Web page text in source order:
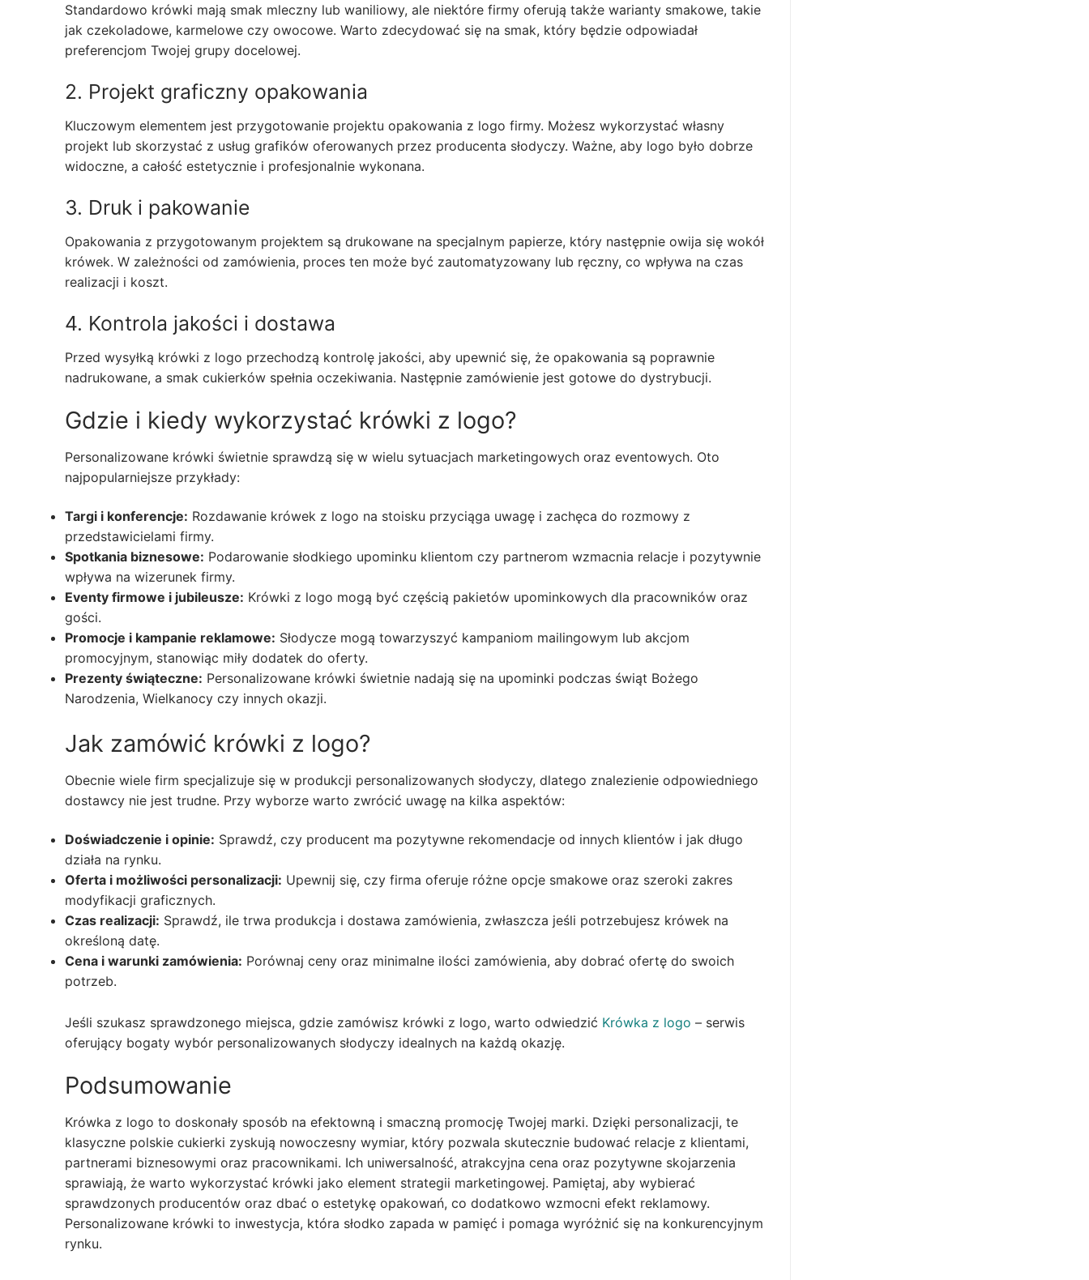
Standardowo krówki mają smak mleczny lub waniliowy, ale niektóre firmy oferują także warianty smakowe, takie
jak czekoladowe, karmelowe czy owocowe. Warto zdecydować się na smak, który będzie odpowiadał
preferencjom Twojej grupy docelowej.
2. Projekt graficzny opakowania
Kluczowym elementem jest przygotowanie projektu opakowania z logo firmy. Możesz wykorzystać własny
projekt lub skorzystać z usług grafików oferowanych przez producenta słodyczy. Ważne, aby logo było dobrze
widoczne, a całość estetycznie i profesjonalnie wykonana.
3. Druk i pakowanie
Opakowania z przygotowanym projektem są drukowane na specjalnym papierze, który następnie owija się wokół
krówek. W zależności od zamówienia, proces ten może być zautomatyzowany lub ręczny, co wpływa na czas
realizacji i koszt.
4. Kontrola jakości i dostawa
Przed wysyłką krówki z logo przechodzą kontrolę jakości, aby upewnić się, że opakowania są poprawnie
nadrukowane, a smak cukierków spełnia oczekiwania. Następnie zamówienie jest gotowe do dystrybucji.
Gdzie i kiedy wykorzystać krówki z logo?
Personalizowane krówki świetnie sprawdzą się w wielu sytuacjach marketingowych oraz eventowych. Oto
najpopularniejsze przykłady:
Targi i konferencje: Rozdawanie krówek z logo na stoisku przyciąga uwagę i zachęca do rozmowy z
przedstawicielami firmy.
Spotkania biznesowe: Podarowanie słodkiego upominku klientom czy partnerom wzmacnia relacje i pozytywnie
wpływa na wizerunek firmy.
Eventy firmowe i jubileusze: Krówki z logo mogą być częścią pakietów upominkowych dla pracowników oraz
gości.
Promocje i kampanie reklamowe: Słodycze mogą towarzyszyć kampaniom mailingowym lub akcjom
promocyjnym, stanowiąc miły dodatek do oferty.
Prezenty świąteczne: Personalizowane krówki świetnie nadają się na upominki podczas świąt Bożego
Narodzenia, Wielkanocy czy innych okazji.
Jak zamówić krówki z logo?
Obecnie wiele firm specjalizuje się w produkcji personalizowanych słodyczy, dlatego znalezienie odpowiedniego
dostawcy nie jest trudne. Przy wyborze warto zwrócić uwagę na kilka aspektów:
Doświadczenie i opinie: Sprawdź, czy producent ma pozytywne rekomendacje od innych klientów i jak długo
działa na rynku.
Oferta i możliwości personalizacji: Upewnij się, czy firma oferuje różne opcje smakowe oraz szeroki zakres
modyfikacji graficznych.
Czas realizacji: Sprawdź, ile trwa produkcja i dostawa zamówienia, zwłaszcza jeśli potrzebujesz krówek na
określoną datę.
Cena i warunki zamówienia: Porównaj ceny oraz minimalne ilości zamówienia, aby dobrać ofertę do swoich
potrzeb.
Jeśli szukasz sprawdzonego miejsca, gdzie zamówisz krówki z logo, warto odwiedzić Krówka z logo – serwis
oferujący bogaty wybór personalizowanych słodyczy idealnych na każdą okazję.
Podsumowanie
Krówka z logo to doskonały sposób na efektowną i smaczną promocję Twojej marki. Dzięki personalizacji, te
klasyczne polskie cukierki zyskują nowoczesny wymiar, który pozwala skutecznie budować relacje z klientami,
partnerami biznesowymi oraz pracownikami. Ich uniwersalność, atrakcyjna cena oraz pozytywne skojarzenia
sprawiają, że warto wykorzystać krówki jako element strategii marketingowej. Pamiętaj, aby wybierać
sprawdzonych producentów oraz dbać o estetykę opakowań, co dodatkowo wzmocni efekt reklamowy.
Personalizowane krówki to inwestycja, która słodko zapada w pamięć i pomaga wyróżnić się na konkurencyjnym
rynku.